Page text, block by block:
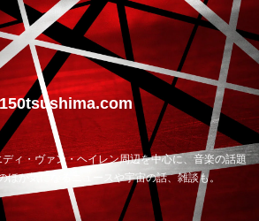
ィ・ヴァン・ヘイレン周辺を中心に、音楽の話題
ほか気になるニュースや宇宙の話、雑談も。